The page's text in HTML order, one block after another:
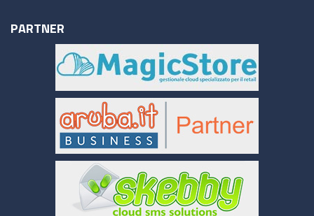
PARTNER